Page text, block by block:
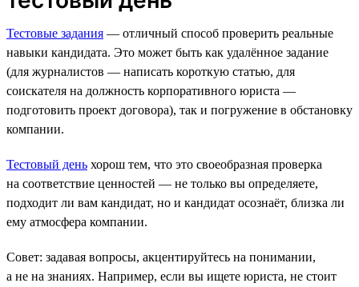
Тестовые задания — отличный способ проверить реальные
навыки кандидата. Это может быть как удалённое задание
(для журналистов — написать короткую статью, для
соискателя на должность корпоративного юриста —
подготовить проект договора), так и погружение в обстановку
компании.
Тестовый день хорош тем, что это своеобразная проверка
на соответствие ценностей — не только вы определяете,
подходит ли вам кандидат, но и кандидат осознаёт, близка ли
ему атмосфера компании.
Совет: задавая вопросы, акцентируйтесь на понимании,
а не на знаниях. Например, если вы ищете юриста, не стоит